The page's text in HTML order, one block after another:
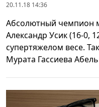
20.11.18 14:36
Абсолютный чемпион
Александр Усик (16-0,
супертяжелом весе.
Мурата Гассиева Абель